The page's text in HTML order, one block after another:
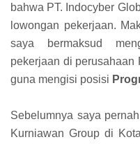
bahwa PT. Indocyber
lowongan pekerjaan.
saya bermaksud
pekerjaan di perusahaan
guna mengisi posisi
Sebelumnya saya
Kurniawan Group di